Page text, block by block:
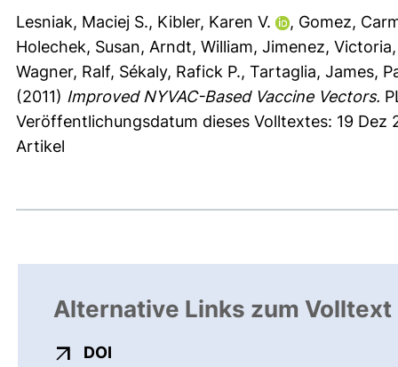
Lesniak, Maciej S., Kibler, Karen V. , Gomez,
Holechek, Susan, Arndt, William, Jimenez, Victoria
Wagner, Ralf, Sékaly, Rafick P., Tartaglia, James,
(2011) Improved NYVAC-Based Vaccine Vectors.
Veröffentlichungsdatum dieses Volltextes: 19 Dez
Artikel
Alternative Links zum Volltext
DOI